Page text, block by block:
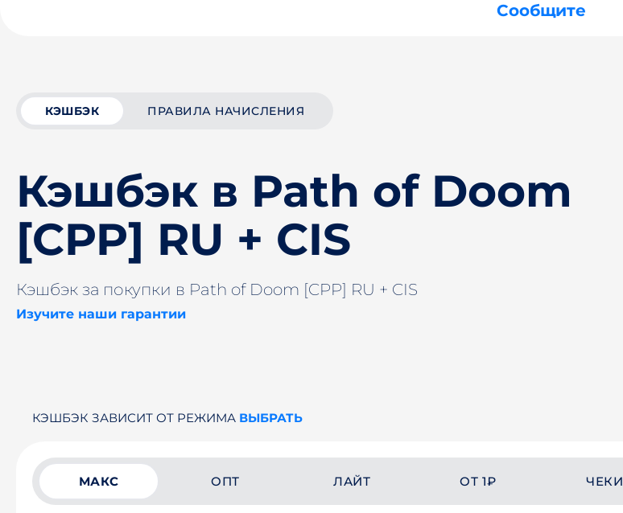
Сообщите
КЭШБЭК ПРАВИЛА НАЧИСЛЕНИЯ
Кэшбэк в Path of Doom
[CPP] RU + CIS
Кэшбэк за покупки в Path of Doom [CPP] RU + CIS
Изучите наши гарантии
КЭШБЭК ЗАВИСИТ ОТ РЕЖИМА ВЫБРАТЬ
МАКС ОПТ ЛАЙТ ОТ 1₽ ЧЕКИ